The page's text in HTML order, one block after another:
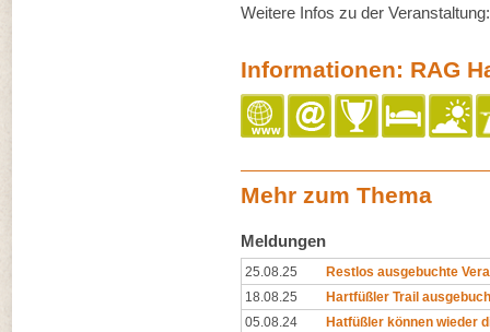
Weitere Infos zu der
Informationen: RAG
Mehr zum Thema
Meldungen
25.08.25
Restlos ausgebuchte
18.08.25
Hartfüßler Trail
05.08.24
Hatfüßler können wieder